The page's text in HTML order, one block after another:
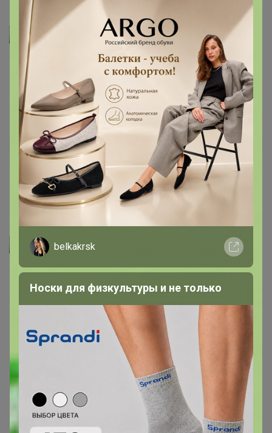
Артемида
Таня33 , спасибо за отзыв
18 февраля, 2022 17:45
Таня33 Автор уже получил заказ!
очень аккуратно упаковали.спасибо
18 февраля, 2022 17:24
Артемида
Aika, это Вам огромное спасибо! Жду Вас снова
Автор уже получил заказ!
Отлично упаковано, спасибо оргу!
3 декабря, 2021 13:56
belkakrsk
Носки для физкультуры и не только